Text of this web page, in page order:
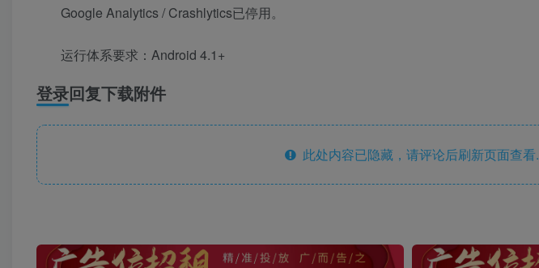
Google Analytics / Crashlytics已停用。
运行体系要求：Android 4.1+
登录回复下载附件
此处内容已隐藏，请评论后刷新页面查看.